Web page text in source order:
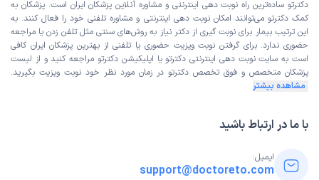
دکترتو ساده‌ترین راه نوبت‌ دهی اینترنتی و مشاوره آنلاین پزشکان ایران است. پزشکان به
کمک دکترتو می‌توانند امکان نوبت دهی اینترنتی و مشاوره تلفنی خود را فعال کنند. به
این ترتیب بیمار برای نوبت گیری از دکتر نیاز به روش‌های سنتی مثل تلفن زدن یا مراجعه
حضوری ندارد. برای گرفتن نوبت ویزیت حضوری یا تلفنی از بهترین پزشکان ایران کافی
است به سایت نوبت دهی اینترنتی دکترتو یا اپلیکیشن دکترتو مراجعه کنید و از لیست
پزشکان متخصص و فوق تخصص دکترتو در زمان مورد نظر خود نوبت ویزیت بگیرید.
مشاهده بیشتر
با ما در ارتباط باشید
ایمیل:
support@doctoreto.com